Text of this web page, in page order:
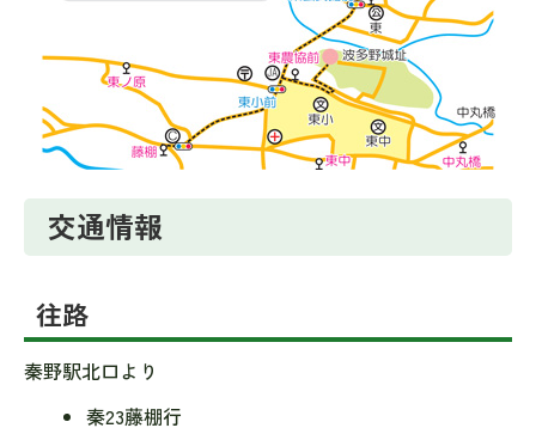
交通情報
往路
秦野駅北口より
秦23藤棚行